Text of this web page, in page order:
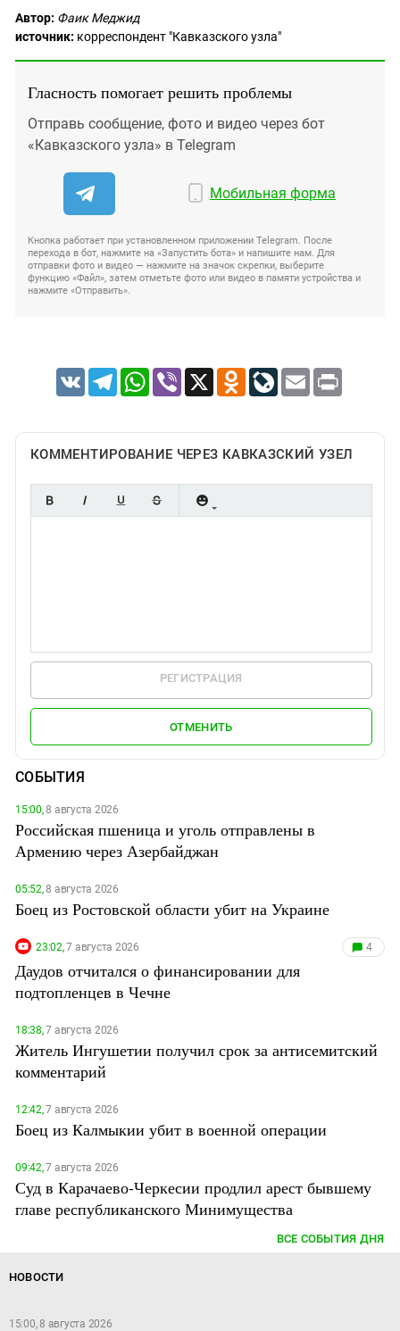
Автор: Фаик Меджид
источник: корреспондент "Кавказского узла"
Гласность помогает решить проблемы
Отправь сообщение, фото и видео через бот
«Кавказского узла» в Telegram
Мобильная форма
Кнопка работает при установленном приложении Telegram. После
перехода в бот, нажмите на «Запустить бота» и напишите нам. Для
отправки фото и видео — нажмите на значок скрепки, выберите
функцию «Файл», затем отметьте фото или видео в памяти устройства и
нажмите «Отправить».
VK TelegramWhatsApp
Viber X Odnoklassniki
LiveJournal
Email Print
КОММЕНТИРОВАНИЕ ЧЕРЕЗ КАВКАЗСКИЙ УЗЕЛ
РЕГИСТРАЦИЯ
ОТМЕНИТЬ
СОБЫТИЯ
15:00,8 августа 2026
Российская пшеница и уголь отправлены в
Армению через Азербайджан
05:52,8 августа 2026
Боец из Ростовской области убит на Украине
23:02,7 августа 2026 4
Даудов отчитался о финансировании для
подтопленцев в Чечне
18:38,7 августа 2026
Житель Ингушетии получил срок за антисемитский
комментарий
12:42,7 августа 2026
Боец из Калмыкии убит в военной операции
09:42,7 августа 2026
Суд в Карачаево-Черкесии продлил арест бывшему
главе республиканского Минимущества
ВСЕ СОБЫТИЯ ДНЯ
НОВОСТИ
15:00, 8 августа 2026